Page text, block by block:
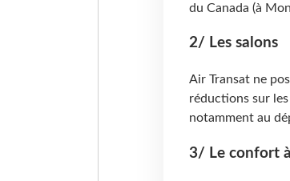
du Canada (à
2/ Les salons
Air Transat ne
réductions sur
notamment au
3/ Le confort